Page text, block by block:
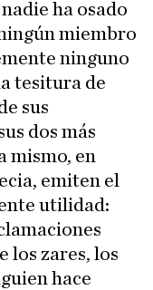
ha osado
miembro
ninguno
tesitura de
sus
dos más
mismo, en
emiten el
utilidad:
los zares, los
hace